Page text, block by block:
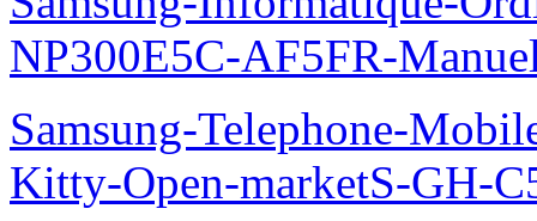
NP300E5C-AF5FR-
Samsung-Telephone-
Kitty-Open-marketS-GH-